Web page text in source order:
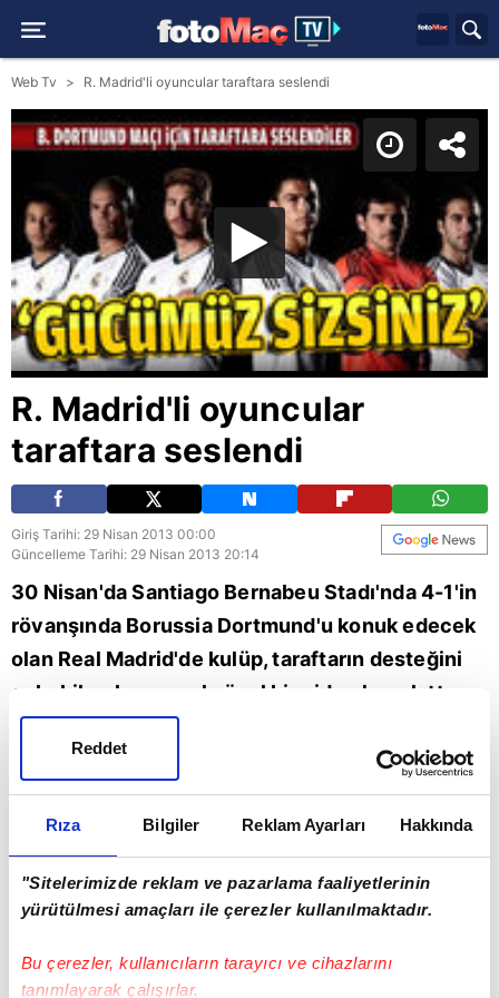
Rıza Bilgiler Reklam Ayarları Hakkında
"Sitelerimizde reklam ve pazarlama faaliyetlerinin
yürütülmesi amaçları ile çerezler kullanılmaktadır.
Bu çerezler, kullanıcıların tarayıcı ve cihazlarını
tanımlayarak çalışırlar.
Reddet
Web Tv R. Madrid'li oyuncular taraftara seslendi
R. Madrid'li oyuncular
taraftara seslendi
Giriş Tarihi: 29 Nisan 2013 00:00
Güncelleme Tarihi: 29 Nisan 2013 20:14
30 Nisan'da Santiago Bernabeu Stadı'nda 4-1'in
rövanşında Borussia Dortmund'u konuk edecek
olan Real Madrid'de kulüp, taraftarın desteğini
çekebilmek amacıyla özel bir video hazırlattı.
Videoda futbolcular taraftarlara "Daha önce hiç
olmadığı kadar size ihtiyacımız var. Bizi hiç
yüzüstü bırakmadınız. Gücümüz sizsiniz" mesajı
vererek maç günü yanlarında olmalarını istiyor.